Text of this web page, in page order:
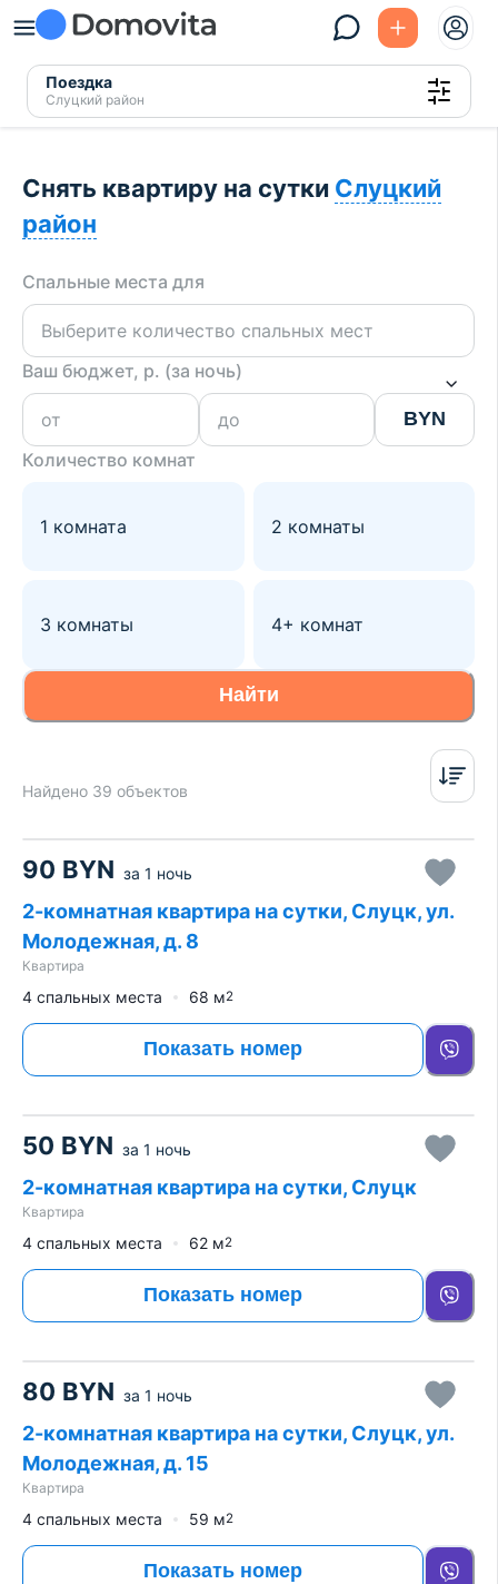
Поездка
Слуцкий район
Снять квартиру на сутки Слуцкий
район
Спальные места для
Ваш бюджет, р. (за ночь)
BYN
Количество комнат
1 комната 2 комнаты
3 комнаты 4+ комнат
Найти
Найдено 39 объектов
90 BYN за 1 ночь
2-комнатная квартира на сутки, Слуцк, ул.
Молодежная, д. 8
Квартира
4 спальных места 68 м2
Показать номер
50 BYN за 1 ночь
2-комнатная квартира на сутки, Слуцк
Квартира
4 спальных места 62 м2
Показать номер
80 BYN за 1 ночь
2-комнатная квартира на сутки, Слуцк, ул.
Молодежная, д. 15
Квартира
4 спальных места 59 м2
Показать номер